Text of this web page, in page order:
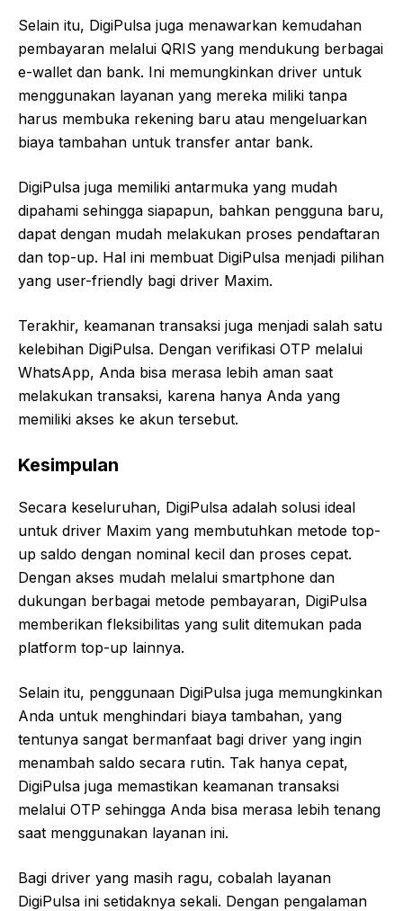
Selain itu, DigiPulsa juga menawarkan kemudahan
pembayaran melalui QRIS yang mendukung berbagai
e-wallet dan bank. Ini memungkinkan driver untuk
menggunakan layanan yang mereka miliki tanpa
harus membuka rekening baru atau mengeluarkan
biaya tambahan untuk transfer antar bank.
DigiPulsa juga memiliki antarmuka yang mudah
dipahami sehingga siapapun, bahkan pengguna baru,
dapat dengan mudah melakukan proses pendaftaran
dan top-up. Hal ini membuat DigiPulsa menjadi pilihan
yang user-friendly bagi driver Maxim.
Terakhir, keamanan transaksi juga menjadi salah satu
kelebihan DigiPulsa. Dengan verifikasi OTP melalui
WhatsApp, Anda bisa merasa lebih aman saat
melakukan transaksi, karena hanya Anda yang
memiliki akses ke akun tersebut.
Kesimpulan
Secara keseluruhan, DigiPulsa adalah solusi ideal
untuk driver Maxim yang membutuhkan metode top-
up saldo dengan nominal kecil dan proses cepat.
Dengan akses mudah melalui smartphone dan
dukungan berbagai metode pembayaran, DigiPulsa
memberikan fleksibilitas yang sulit ditemukan pada
platform top-up lainnya.
Selain itu, penggunaan DigiPulsa juga memungkinkan
Anda untuk menghindari biaya tambahan, yang
tentunya sangat bermanfaat bagi driver yang ingin
menambah saldo secara rutin. Tak hanya cepat,
DigiPulsa juga memastikan keamanan transaksi
melalui OTP sehingga Anda bisa merasa lebih tenang
saat menggunakan layanan ini.
Bagi driver yang masih ragu, cobalah layanan
DigiPulsa ini setidaknya sekali. Dengan pengalaman